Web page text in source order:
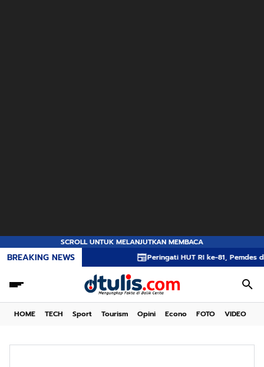
SCROLL UNTUK MELANJUTKAN MEMBACA
BREAKING NEWS Peringati HUT RI ke-81, Pemdes dan Karang
HOME TECH Sport Tourism Opini Econo FOTO VIDEO